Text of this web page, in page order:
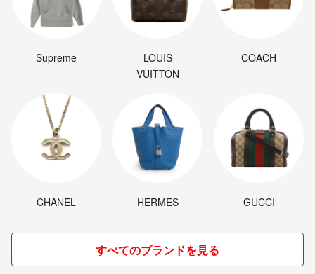
Supreme
LOUIS
VUITTON
COACH
CHANEL HERMES GUCCI
すべてのブランドを見る